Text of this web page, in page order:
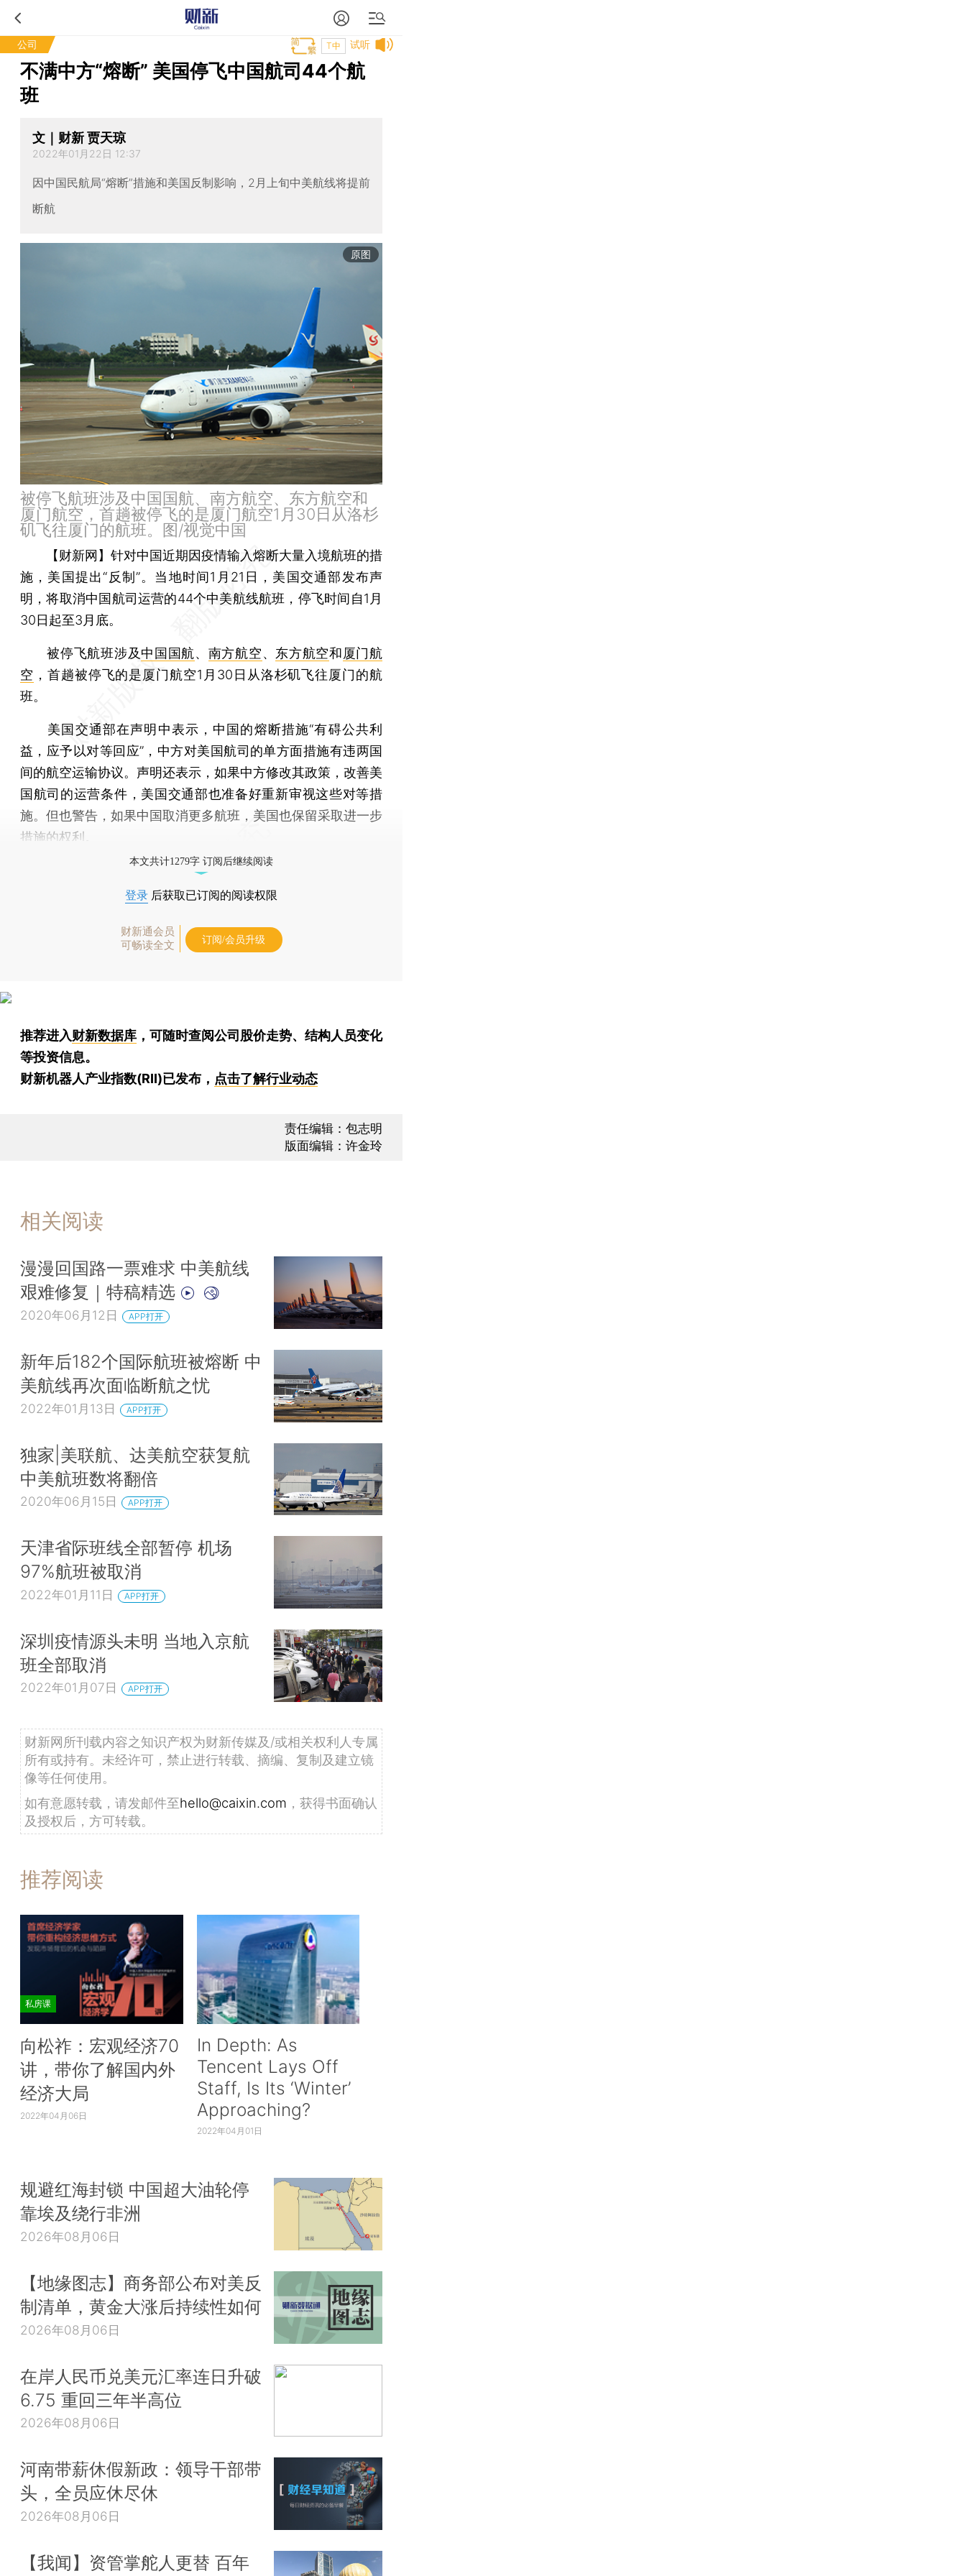
公司 试听
T中
不满中方“熔断” 美国停飞中国航司44个航
班
文｜财新 贾天琼
2022年01月22日 12:37
因中国民航局“熔断”措施和美国反制影响，2月上旬中美航线将提前
断航
原图
被停飞航班涉及中国国航、南方航空、东方航空和
厦门航空，首趟被停飞的是厦门航空1月30日从洛杉
矶飞往厦门的航班。图/视觉中国
【财新网】 针对中国近期因疫情输入熔断大量入境航班的措
施，美国提出“反制”。当地时间1月21日，美国交通部发布声
明，将取消中国航司运营的44个中美航线航班，停飞时间自1月
30日起至3月底。
被停飞航班涉及中国国航、 南方航空、 东方航空和厦门航
空 ，首趟被停飞的是厦门航空1月30日从洛杉矶飞往厦门的航
班。
美国交通部在声明中表示，中国的熔断措施“有碍公共利
益，应予以对等回应”，中方对美国航司的单方面措施有违两国
间的航空运输协议。声明还表示，如果中方修改其政策，改善美
国航司的运营条件，美国交通部也准备好重新审视这些对等措
施。但也警告，如果中国取消更多航班，美国也保留采取进一步
措施的权利。
本文共计1279字 订阅后继续阅读
登录 后获取已订阅的阅读权限
财新通会员
可畅读全文
订阅/会员升级
推荐进入财新数据库 ，可随时查阅公司股价走势、结构人员变化
等投资信息。
财新机器人产业指数(RII)已发布， 点击了解行业动态
责任编辑：包志明
版面编辑：许金玲
相关阅读
漫漫回国路一票难求 中美航线
艰难修复｜特稿精选
2020年06月12日 APP打开
新年后182个国际航班被熔断 中
美航线再次面临断航之忧
2022年01月13日 APP打开
独家|美联航、达美航空获复航
中美航班数将翻倍
2020年06月15日 APP打开
天津省际班线全部暂停 机场
97%航班被取消
2022年01月11日 APP打开
深圳疫情源头未明 当地入京航
班全部取消
2022年01月07日 APP打开
财新网所刊载内容之知识产权为财新传媒及/或相关权利人专属
所有或持有。未经许可，禁止进行转载、摘编、复制及建立镜
像等任何使用。
如有意愿转载，请发邮件至hello@caixin.com ，获得书面确认
及授权后，方可转载。
推荐阅读
私房课
向松祚：宏观经济70
讲，带你了解国内外
经济大局
2022年04月06日
In Depth: As
Tencent Lays Off
Staff, Is Its ‘Winter’
Approaching?
2022年04月01日
规避红海封锁 中国超大油轮停
靠埃及绕行非洲
2026年08月06日
【地缘图志】商务部公布对美反
制清单，黄金大涨后持续性如何
2026年08月06日
在岸人民币兑美元汇率连日升破
6.75 重回三年半高位
2026年08月06日
河南带薪休假新政：领导干部带
头，全员应休尽休
2026年08月06日
【我闻】资管掌舵人更替 百年